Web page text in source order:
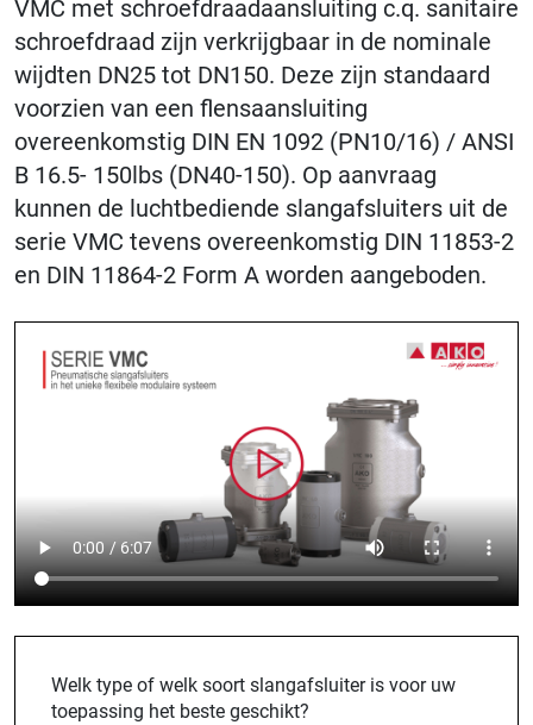
VMC met schroefdraadaansluiting c.q. sanitaire
schroefdraad zijn verkrijgbaar in de nominale
wijdten DN25 tot DN150. Deze zijn standaard
voorzien van een flensaansluiting
overeenkomstig DIN EN 1092 (PN10/16) / ANSI
B 16.5- 150lbs (DN40-150). Op aanvraag
kunnen de luchtbediende slangafsluiters uit de
serie VMC tevens overeenkomstig DIN 11853-2
en DIN 11864-2 Form A worden aangeboden.
Welk type of welk soort slangafsluiter is voor uw
toepassing het beste geschikt?